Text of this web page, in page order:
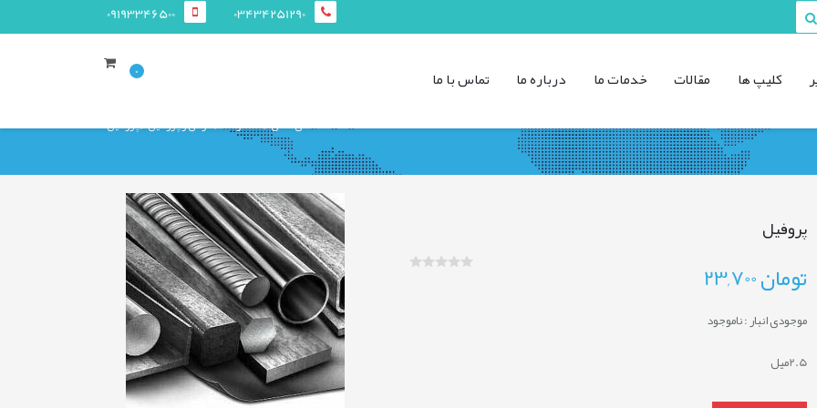
03434251290
09193346500
0 کليپ ها مقالات خدمات ما درباره ما تماس با ما
صفحه ی اصلی محصولات قوطی و پروفيل پروفیل
پروفیل
تومان
موجودی انبار :ناموجود
2.5میل